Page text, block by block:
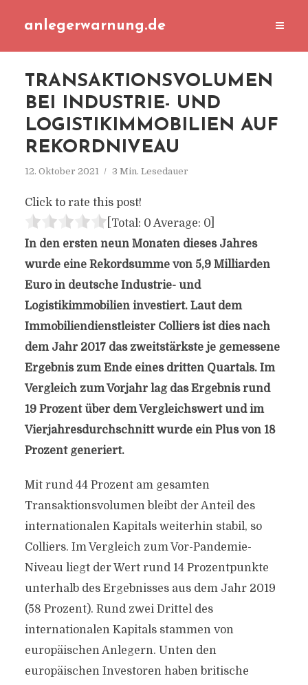
anlegerwarnung.de
TRANSAKTIONSVOLUMEN
BEI INDUSTRIE- UND
LOGISTIKIMMOBILIEN AUF
REKORDNIVEAU
12. Oktober 2021 3 Min. Lesedauer
Click to rate this post!
[Total: 0 Average: 0]
In den ersten neun Monaten dieses Jahres
wurde eine Rekordsumme von 5,9 Milliarden
Euro in deutsche Industrie- und
Logistikimmobilien investiert. Laut dem
Immobiliendienstleister Colliers ist dies nach
dem Jahr 2017 das zweitstärkste je gemessene
Ergebnis zum Ende eines dritten Quartals. Im
Vergleich zum Vorjahr lag das Ergebnis rund
19 Prozent über dem Vergleichswert und im
Vierjahresdurchschnitt wurde ein Plus von 18
Prozent generiert.
Mit rund 44 Prozent am gesamten
Transaktionsvolumen bleibt der Anteil des
internationalen Kapitals weiterhin stabil, so
Colliers. Im Vergleich zum Vor-Pandemie-
Niveau liegt der Wert rund 14 Prozentpunkte
unterhalb des Ergebnisses aus dem Jahr 2019
(58 Prozent). Rund zwei Drittel des
internationalen Kapitals stammen von
europäischen Anlegern. Unten den
europäischen Investoren haben britische